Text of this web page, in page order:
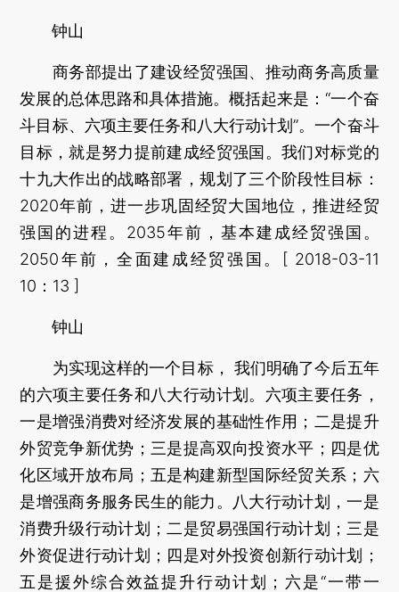
钟山
商务部提出了建设经贸强国、推动商务高质量
发展的总体思路和具体措施。概括起来是：“一个奋
斗目标、六项主要任务和八大行动计划”。一个奋斗
目标，就是努力提前建成经贸强国。我们对标党的
十九大作出的战略部署，规划了三个阶段性目标：
2020年前，进一步巩固经贸大国地位，推进经贸
强国的进程。2035年前，基本建成经贸强国。
2050年前，全面建成经贸强国。[ 2018-03-11
10：13 ]
钟山
为实现这样的一个目标， 我们明确了今后五年
的六项主要任务和八大行动计划。六项主要任务，
一是增强消费对经济发展的基础性作用；二是提升
外贸竞争新优势；三是提高双向投资水平；四是优
化区域开放布局；五是构建新型国际经贸关系；六
是增强商务服务民生的能力。八大行动计划，一是
消费升级行动计划；二是贸易强国行动计划；三是
外资促进行动计划；四是对外投资创新行动计划；
五是援外综合效益提升行动计划；六是“一带一